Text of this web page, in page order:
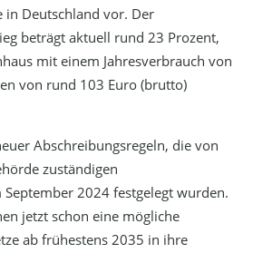
in Deutschland vor. Der
beträgt aktuell rund 23 Prozent,
mit einem Jahresverbrauch von
von rund 103 Euro (brutto)
Abschreibungsregeln, die von
zuständigen
2024 festgelegt wurden.
jetzt schon eine mögliche
ab frühestens 2035 in ihre